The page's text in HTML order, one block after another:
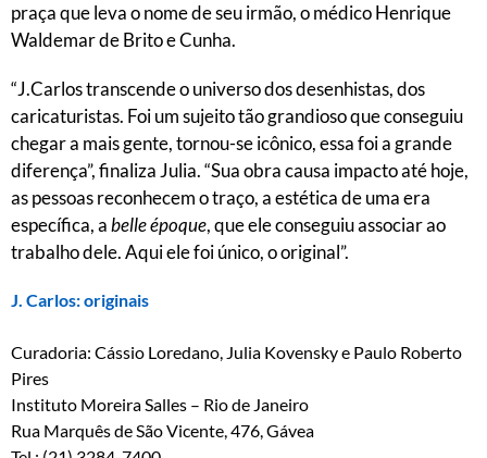
praça que leva o nome de seu irmão, o médico Henrique
Waldemar de Brito e Cunha.
“J.Carlos transcende o universo dos desenhistas, dos
caricaturistas. Foi um sujeito tão grandioso que conseguiu
chegar a mais gente, tornou-se icônico, essa foi a grande
diferença”, finaliza Julia. “Sua obra causa impacto até hoje,
as pessoas reconhecem o traço, a estética de uma era
específica, abelle époque, que ele conseguiu associar ao
trabalho dele. Aqui ele foi único, o original”.
J. Carlos: originais
Curadoria: Cássio Loredano, Julia Kovensky e Paulo Roberto
Pires
Instituto Moreira Salles – Rio de Janeiro
Rua Marquês de São Vicente, 476, Gávea